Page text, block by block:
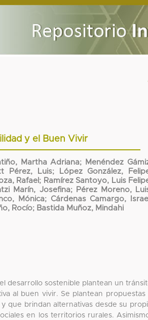
y el Buen Vivir
Martha Adriana;
Menéndez
Pérez, Luis;
López González,
Rafael ; Ramírez Santoyo, Luis
Marín, Josefina;
Pérez Moreno,
Mónica; Cárdenas Camargo,
Rocío; Bastida Muñoz, Mindahi
desarrollo sostenible plantean un
al buen vivir. Se plantean propuestas
que brindan alternativas desde su
en los territorios rurales.